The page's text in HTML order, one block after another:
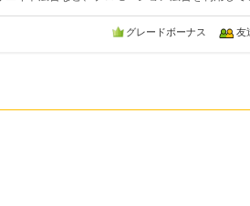
グレードボーナス 友